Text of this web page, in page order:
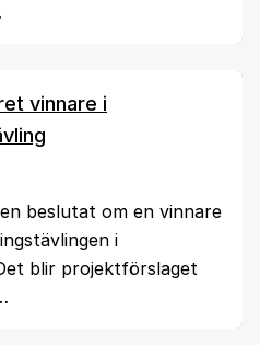
vinnare i
beslutat om en vinnare
i
blir projektförslaget